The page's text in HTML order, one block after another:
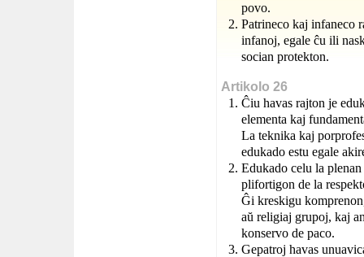
povo.
Patrineco kaj infaneco
infanoj, egale ĉu ili
socian protekton.
Artikolo 26
Ĉiu havas rajton je
elementa kaj
La teknika kaj
edukado estu egale
Edukado celu la
plifortigon de la
Ĝi kreskigu
aŭ religiaj grupoj, kaj
konservo de paco.
Gepatroj havas